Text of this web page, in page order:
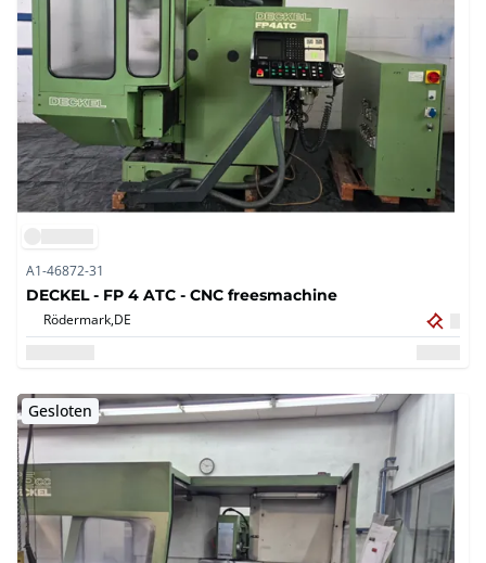
A1-46872-31
DECKEL - FP 4 ATC - CNC freesmachine
Rödermark,DE
Gesloten